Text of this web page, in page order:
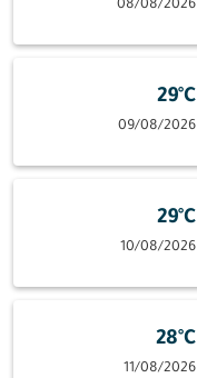
08/08/2026
29°C
09/08/2026
29°C
10/08/2026
28°C
11/08/2026